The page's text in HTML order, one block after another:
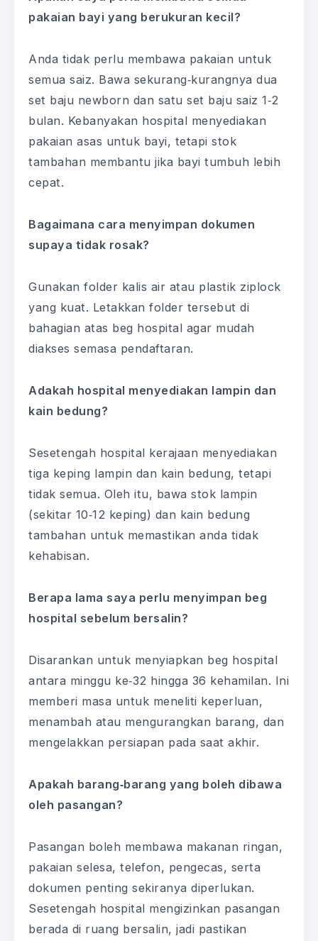
pakaian bayi yang berukuran kecil?
Anda tidak perlu membawa pakaian untuk
semua saiz. Bawa sekurang‑kurangnya dua
set baju newborn dan satu set baju saiz 1‑2
bulan. Kebanyakan hospital menyediakan
pakaian asas untuk bayi, tetapi stok
tambahan membantu jika bayi tumbuh lebih
cepat.
Bagaimana cara menyimpan dokumen
supaya tidak rosak?
Gunakan folder kalis air atau plastik ziplock
yang kuat. Letakkan folder tersebut di
bahagian atas beg hospital agar mudah
diakses semasa pendaftaran.
Adakah hospital menyediakan lampin dan
kain bedung?
Sesetengah hospital kerajaan menyediakan
tiga keping lampin dan kain bedung, tetapi
tidak semua. Oleh itu, bawa stok lampin
(sekitar 10‑12 keping) dan kain bedung
tambahan untuk memastikan anda tidak
kehabisan.
Berapa lama saya perlu menyimpan beg
hospital sebelum bersalin?
Disarankan untuk menyiapkan beg hospital
antara minggu ke‑32 hingga 36 kehamilan. Ini
memberi masa untuk meneliti keperluan,
menambah atau mengurangkan barang, dan
mengelakkan persiapan pada saat akhir.
Apakah barang‑barang yang boleh dibawa
oleh pasangan?
Pasangan boleh membawa makanan ringan,
pakaian selesa, telefon, pengecas, serta
dokumen penting sekiranya diperlukan.
Sesetengah hospital mengizinkan pasangan
berada di ruang bersalin, jadi pastikan